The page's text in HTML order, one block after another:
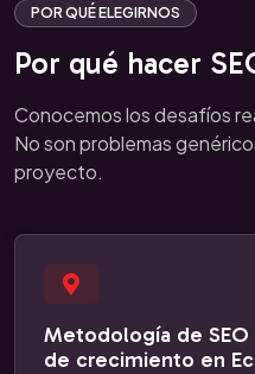
POR QUÉ ELEGIRNOS
Por qué hacer
Conocemos los desafíos
No son problemas
proyecto.
Metodología de
de crecimiento en